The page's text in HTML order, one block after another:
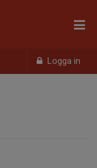
Logga in